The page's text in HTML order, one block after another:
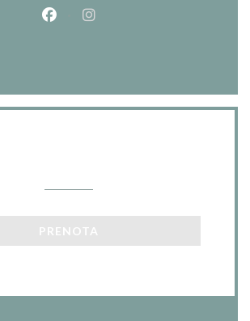
Facebook ((apre una nuova
Instagram ((apre una
PRENOTA